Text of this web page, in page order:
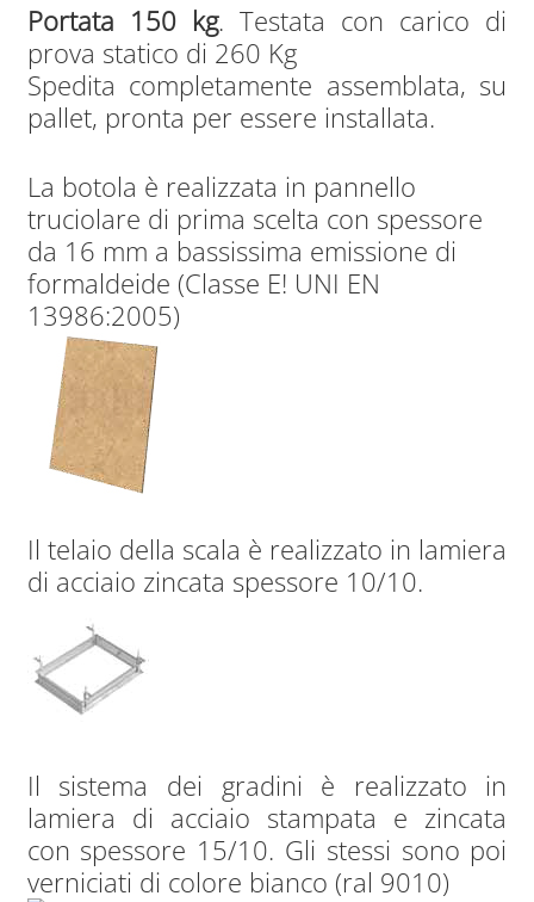
Portata 150 kg. Testata con carico di
prova statico di 260 Kg
Spedita completamente assemblata, su
pallet, pronta per essere installata.
La botola è realizzata in pannello
truciolare di prima scelta con spessore
da 16 mm a bassissima emissione di
formaldeide (Classe E! UNI EN
13986:2005)
Il telaio della scala è realizzato in lamiera
di acciaio zincata spessore 10/10.
Il sistema dei gradini è realizzato in
lamiera di acciaio stampata e zincata
con spessore 15/10. Gli stessi sono poi
verniciati di colore bianco (ral 9010)